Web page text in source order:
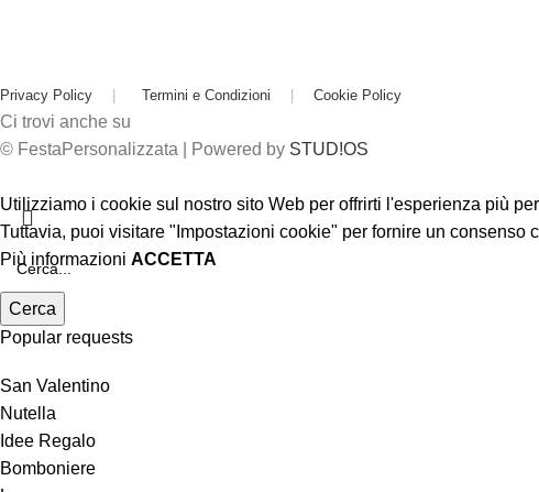
Privacy Policy | Termini e Condizioni | Cookie Policy
Ci trovi anche su
© FestaPersonalizzata | Powered by STUD!OS
Cerca
Popular requests
San Valentino
Nutella
Idee Regalo
Bomboniere
Utilizziamo i cookie sul nostro sito Web per offrirti l'esperienza più
Tuttavia, puoi visitare "Impostazioni cookie" per fornire un consenso
Più informazioni ACCETTA